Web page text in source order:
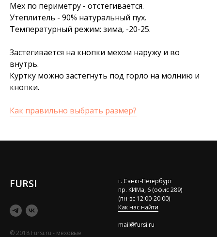
Мех по периметру - отстегивается.
Утеплитель - 90% натуральный пух.
Температурный режим: зима, -20-25.
Застегивается на кнопки мехом наружу и во
внутрь.
Куртку можно застегнуть под горло на молнию и
кнопки.
Как правильно выбрать размер?
FURSI
© 2018 Fursi.ru - меховые
г. Санкт-Петербург
пр. КИМа, 6 (офис 289)
(пн-вс 12:00-20:00)
Как нас найти
mail@fursi.ru